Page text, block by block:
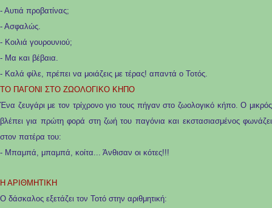
- Αυτιά προβατίνας;
- Ασφαλώς.
- Κοιλιά γουρουνιού;
- Μα και βέβαια.
- Καλά φίλε, πρέπει να μοιάζεις με τέρας! απαντά ο Τοτός.
ΤΟ ΠΑΓΟΝΙ ΣΤΟ ΖΩΟΛΟΓΙΚΟ ΚΗΠΟ
Ένα ζευγάρι με τον τρίχρονο γιο τους πήγαν στο ζωολογικό κήπο. Ο μικρός
βλέπει για πρώτη φορά στη ζωή του παγόνια και εκστασιασμένος φωνάζει
στον πατέρα του:
- Μπαμπά, μπαμπά, κοίτα... Άνθισαν οι κότες!!!
Η ΑΡΙΘΜΗΤΙΚΗ
Ο δάσκαλος εξετάζει τον Τοτό στην αριθμητική: